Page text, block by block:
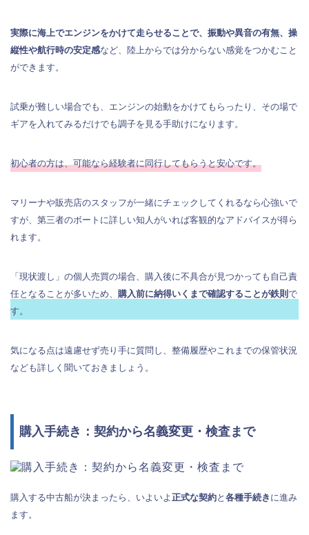
実際に海上でエンジンをかけて走らせることで、振動や異音の有無、操
縦性や航行時の安定感など、陸上からでは分からない感覚をつかむこと
ができます。
試乗が難しい場合でも、エンジンの始動をかけてもらったり、その場で
ギアを入れてみるだけでも調子を見る手助けになります。
初心者の方は、可能なら経験者に同行してもらうと安心です。
マリーナや販売店のスタッフが一緒にチェックしてくれるなら心強いで
すが、第三者のボートに詳しい知人がいれば客観的なアドバイスが得ら
れます。
「現状渡し」の個人売買の場合、購入後に不具合が見つかっても自己責
任となることが多いため、 購入前に納得いくまで確認することが鉄則 で
す。
気になる点は遠慮せず売り手に質問し、整備履歴やこれまでの保管状況
なども詳しく聞いておきましょう。
購入手続き：契約から名義変更・検査まで
購入する中古船が決まったら、いよいよ 正式な契約と 各種手続き に進み
ます。